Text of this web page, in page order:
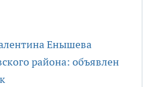
Енышева
района: объявлен